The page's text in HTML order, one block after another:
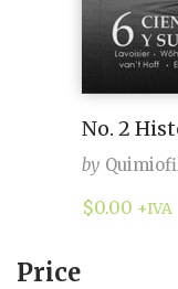
Price
No. 2
by
$0.00 +IVA